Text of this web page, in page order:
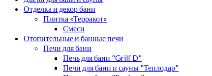
Отделка и декор бани
Плитка «Терракот»
Смеси
Отопительные и банные печи
Печи для бани
Печь для бани "Grill`D"
Печи для бани и сауны "Теплодар"